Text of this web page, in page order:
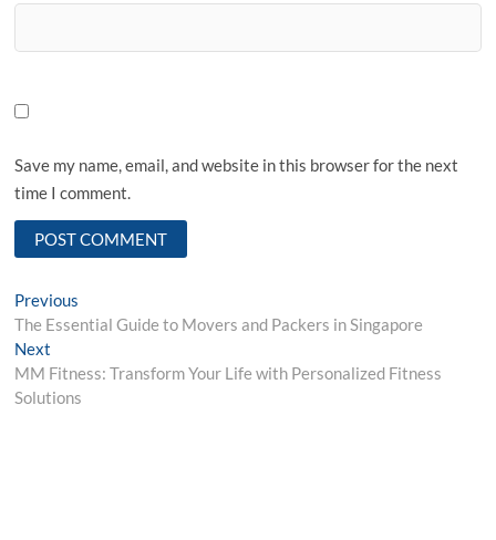
Save my name, email, and website in this browser for the next
time I comment.
Post
navigation
Previous
post:
The Essential Guide to Movers and Packers in Singapore
Next
post:
MM Fitness: Transform Your Life with Personalized Fitness
Solutions